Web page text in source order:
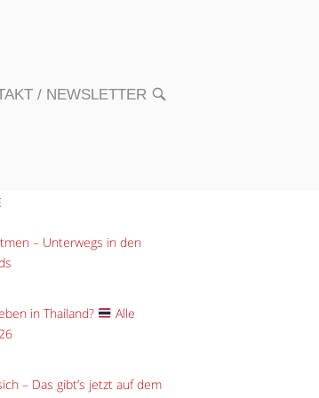
/ NEWSLETTER OPEN
– Unterwegs in den
in Thailand?
Alle
– Das gibt’s jetzt auf dem